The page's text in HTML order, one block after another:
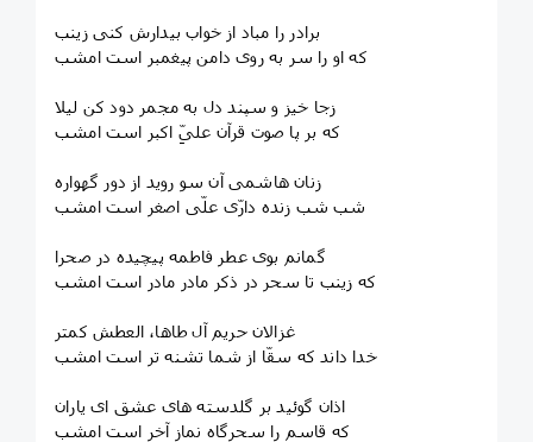
برادر را مباد از خواب بیدارش کنی زینب
که او را سر به روی دامن پیغمبر است امشب
زجا خیز و سپند دل به مجمر دود کن لیلا
که بر پا صوت قرآن علیِّ اکبر است امشب
زنان هاشمی آن سو روید از دور گهواره
شب شب زنده دارّی علّی اصغر است امشب
گمانم بوی عطر فاطمه پیچیده در صحرا
که زینب تا سحر در ذکر مادر مادر است امشب
غزالان حریم آل طاها، العطش کمتر
خدا داند که سقّا از شما تشنه تر است امشب
اذان گوئید بر گلدسته های عشق ای یاران
که قاسم را سحرگاه نماز آخر است امشب